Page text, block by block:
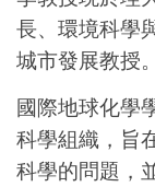
長、環境科學
城市發展教授。
國際地球化學
科學組織，旨
科學的問題，